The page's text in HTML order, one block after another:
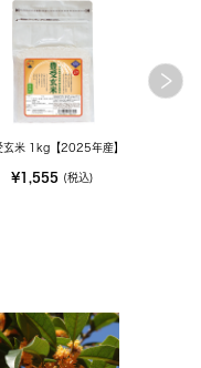
玄米 1kg【2025年産】
¥1,555 (税込)